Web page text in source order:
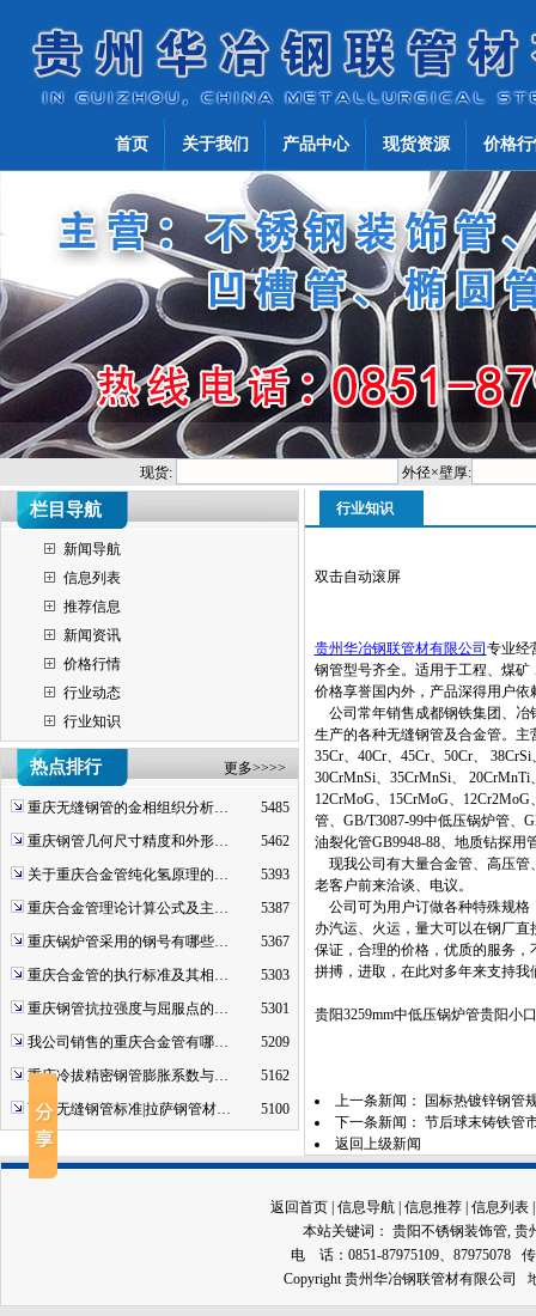
首页 关于我们 产品中心 现货资源 价格
现货: 外径×壁厚:
栏目导航
新闻导航
信息列表
推荐信息
新闻资讯
价格行情
行业动态
行业知识
热点排行 更多>>>>
重庆无缝钢管的金相组织分析…
5485
重庆钢管几何尺寸精度和外形…
5462
关于重庆合金管纯化氢原理的…
5393
重庆合金管理论计算公式及主…
5387
重庆锅炉管采用的钢号有哪些…
5367
重庆合金管的执行标准及其相…
5303
重庆钢管抗拉强度与屈服点的…
5301
我公司销售的重庆合金管有哪…
5209
重庆冷拔精密钢管膨胀系数与…
5162
西藏无缝钢管标准|拉萨钢管材…
5100
行业知识
双击自动滚屏
贵州华冶钢联管材有限公司专业经
钢管型号齐全。适用于工程、煤
价格享誉国内外，产品深得用户依
公司常年销售成都钢铁集团、冶
生产的各种无缝钢管及合金管。主
35Cr、40Cr、45Cr、50Cr、
30CrMnSi、35CrMnSi、
12CrMoG、15CrMoG、
管、GB/T3087-99中低压锅炉管、
油裂化管GB9948-88、地质钻探用
现我公司有大量合金管、高压管
老客户前来洽谈、电议。
公司可为用户订做各种特殊规格
办汽运、火运，量大可以在钢厂
保证，合理的价格，优质的服务
拼搏，进取，在此对多年来支持
贵阳3259mm中低压锅炉管贵阳小
上一条新闻：
国标热镀锌钢管
下一条新闻： 节后球末铸铁管
返回上级新闻
返回首页 | 信息导航 | 信息推荐 | 信息列表
本站关键词： 贵阳不锈钢装饰管 贵
电 话：0851-87975109、87975078
Copyright 贵州华冶钢联管材有限公